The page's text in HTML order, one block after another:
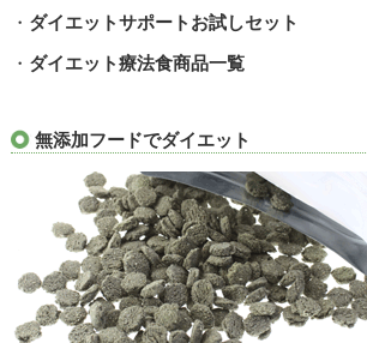
・ ダイエットサポートお試しセット
・ ダイエット療法食商品一覧
無添加フードでダイエット